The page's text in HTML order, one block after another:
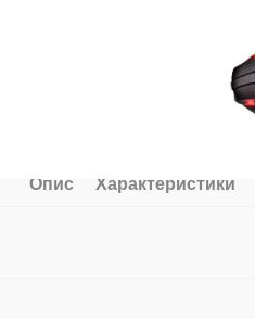
Опис Характеристики